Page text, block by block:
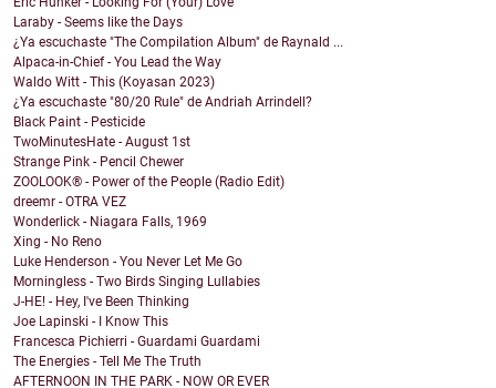
Laraby - Seems like the Days
¿Ya escuchaste "The Compilation Album" de Raynald ...
Alpaca-in-Chief - You Lead the Way
Waldo Witt - This (Koyasan 2023)
¿Ya escuchaste "80/20 Rule" de Andriah Arrindell?
Black Paint - Pesticide
TwoMinutesHate - August 1st
Strange Pink - Pencil Chewer
ZOOLOOK® - Power of the People (Radio Edit)
dreemr - OTRA VEZ
Wonderlick - Niagara Falls, 1969
Xing - No Reno
Luke Henderson - You Never Let Me Go
Morningless - Two Birds Singing Lullabies
J-HE! - Hey, I've Been Thinking
Joe Lapinski - I Know This
Francesca Pichierri - Guardami Guardami
The Energies - Tell Me The Truth
AFTERNOON IN THE PARK - NOW OR EVER